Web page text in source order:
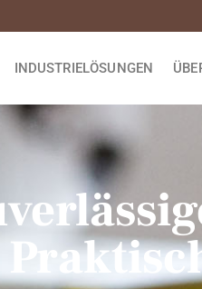
INDUSTRIELÖSUNGEN